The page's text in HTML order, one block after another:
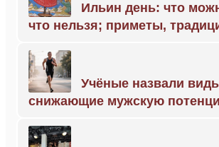
Ильин день: что
что нельзя; приметы,
Учёные назвали
снижающие мужскую